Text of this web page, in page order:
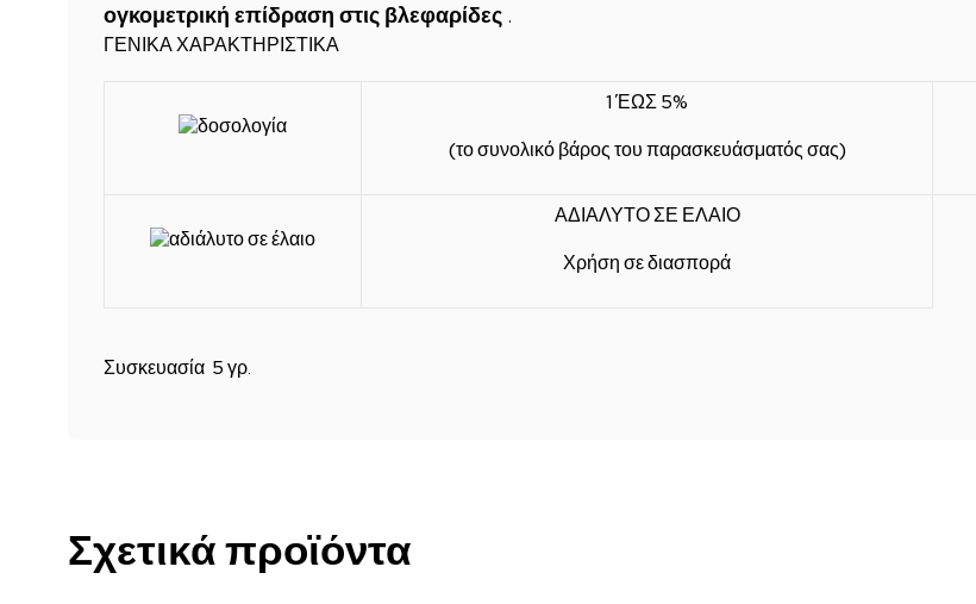
ογκομετρική επίδραση στις βλεφαρίδες .
ΓΕΝΙΚΑ ΧΑΡΑΚΤΗΡΙΣΤΙΚΑ
1 ΈΩΣ 5%
(το συνολικό βάρος του παρασκευάσματός σας)
ΑΔΙΑΛΥΤΟ ΣΕ ΕΛΑΙΟ
Χρήση σε διασπορά
Συσκευασία 5 γρ.
Σχετικά προϊόντα